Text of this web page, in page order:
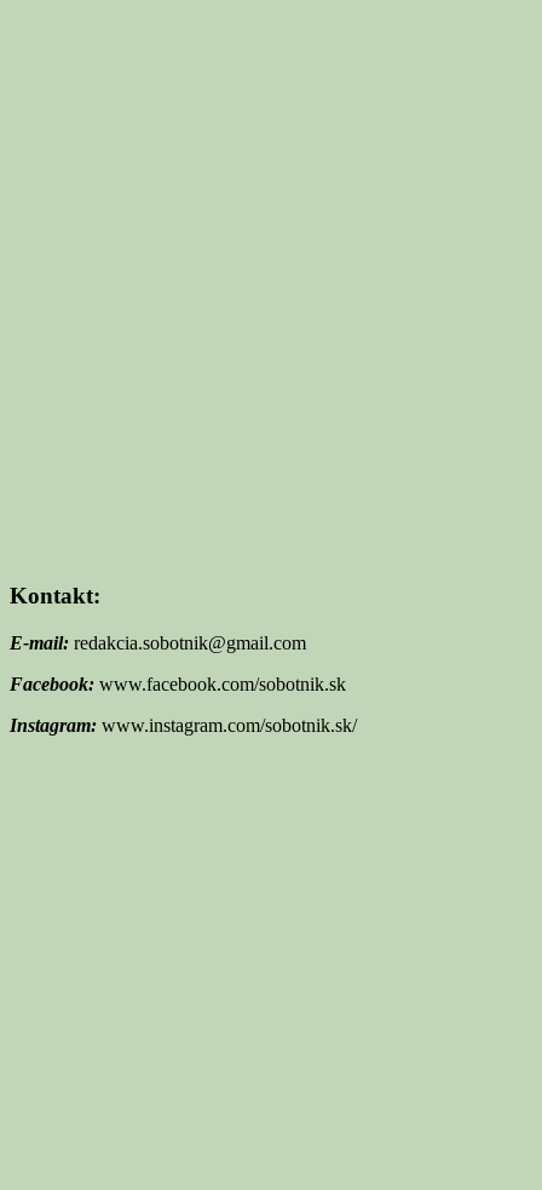
Kontakt:
E-mail: redakcia.sobotnik@gmail.com
Facebook: www.facebook.com/sobotnik.sk
Instagram: www.instagram.com/sobotnik.sk/